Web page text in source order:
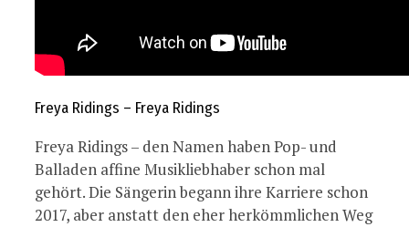
Freya Ridings – Freya Ridings
Freya Ridings – den Namen haben Pop- und
Balladen affine Musikliebhaber schon mal
gehört. Die Sängerin begann ihre Karriere schon
2017, aber anstatt den eher herkömmlichen Weg